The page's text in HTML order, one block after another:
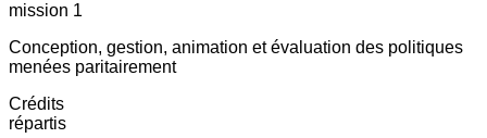
mission 1
Conception, gestion, animation et évaluation des politiques
menées paritairement
Crédits
répartis